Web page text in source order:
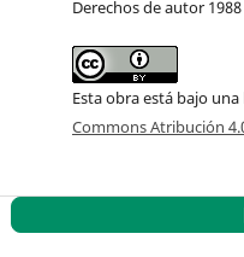
Derechos de autor
Esta obra está bajo
Commons Atribución